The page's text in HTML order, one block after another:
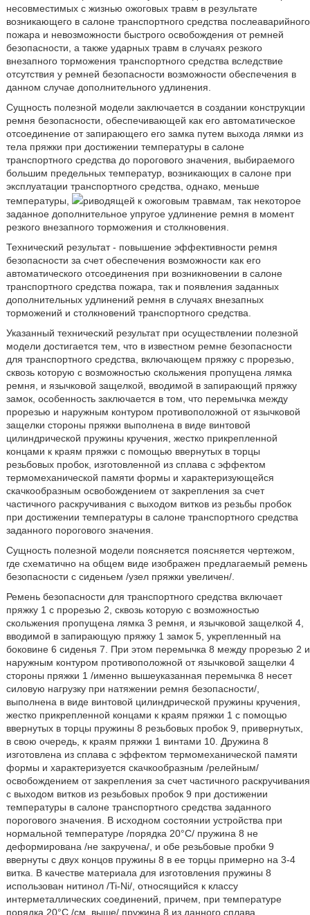
несовместимых с жизнью ожоговых травм в результате
возникающего в салоне транспортного средства послеаварийного
пожара и невозможности быстрого освобождения от ремней
безопасности, а также ударных травм в случаях резкого
внезапного торможения транспортного средства вследствие
отсутствия у ремней безопасности возможности обеспечения в
данном случае дополнительного удлинения.
Сущность полезной модели заключается в создании конструкции
ремня безопасности, обеспечивающей как его автоматическое
отсоединение от запирающего его замка путем выхода лямки из
тела пряжки при достижении температуры в салоне
транспортного средства до порогового значения, выбираемого
большим предельных температур, возникающих в салоне при
эксплуатации транспортного средства, однако, меньше
температуры,
риводящей к ожоговым травмам, так некоторое
заданное дополнительное упругое удлинение ремня в момент
резкого внезапного торможения и столкновения.
Технический результат - повышение эффективности ремня
безопасности за счет обеспечения возможности как его
автоматического отсоединения при возникновении в салоне
транспортного средства пожара, так и появления заданных
дополнительных удлинений ремня в случаях внезапных
торможений и столкновений транспортного средства.
Указанный технический результат при осуществлении полезной
модели достигается тем, что в известном ремне безопасности
для транспортного средства, включающем пряжку с прорезью,
сквозь которую с возможностью скольжения пропущена лямка
ремня, и язычковой защелкой, вводимой в запирающий пряжку
замок, особенность заключается в том, что перемычка между
прорезью и наружным контуром противоположной от язычковой
защелки стороны пряжки выполнена в виде винтовой
цилиндрической пружины кручения, жестко прикрепленной
концами к краям пряжки с помощью ввернутых в торцы
резьбовых пробок, изготовленной из сплава с эффектом
термомеханической памяти формы и характеризующейся
скачкообразным освобождением от закрепления за счет
частичного раскручивания с выходом витков из резьбы пробок
при достижении температуры в салоне транспортного средства
заданного порогового значения.
Сущность полезной модели поясняется поясняется чертежом,
где схематично на общем виде изображен предлагаемый ремень
безопасности с сиденьем /узел пряжки увеличен/.
Ремень безопасности для транспортного средства включает
пряжку 1 с прорезью 2, сквозь которую с возможностью
скольжения пропущена лямка 3 ремня, и язычковой защелкой 4,
вводимой в запирающую пряжку 1 замок 5, укрепленный на
боковине 6 сиденья 7. При этом перемычка 8 между прорезью 2 и
наружным контуром противоположной от язычковой защелки 4
стороны пряжки 1 /именно вышеуказанная перемычка 8 несет
силовую нагрузку при натяжении ремня безопасности/,
выполнена в виде винтовой цилиндрической пружины кручения,
жестко прикрепленной концами к краям пряжки 1 с помощью
ввернутых в торцы пружины 8 резьбовых пробок 9, привернутых,
в свою очередь, к краям пряжки 1 винтами 10. Дружина 8
изготовлена из сплава с эффектом термомеханической памяти
формы и характеризуется скачкообразным /релейным/
освобождением от закрепления за счет частичного раскручивания
с выходом витков из резьбовых пробок 9 при достижении
температуры в салоне транспортного средства заданного
порогового значения. В исходном состоянии устройства при
нормальной температуре /порядка 20°C/ пружина 8 не
деформирована /не закручена/, и обе резьбовые пробки 9
ввернуты с двух концов пружины 8 в ее торцы примерно на 3-4
витка. В качестве материала для изготовления пружины 8
использован нитинол /Ti-Ni/, относящийся к классу
интерметаллических соединений, причем, при температуре
порядка 20°C /см. выше/ пружина 8 из данного сплава